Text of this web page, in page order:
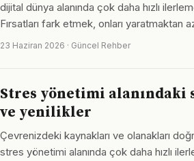
dijital dünya alanında çok daha hızlı
Fırsatları fark etmek, onları yaratmaktan
23 Haziran 2026 · Güncel Rehber
Stres yönetimi alanındaki
ve yenilikler
Çevrenizdeki kaynakları ve olanakları
stres yönetimi alanında çok daha hızlı